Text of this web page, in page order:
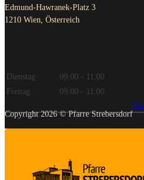
Edmund-Hawranek-Platz 3
1210 Wien, Österreich
Dienstag
09:00 - 11:00
Freitag
09:00 - 11:00
Copyright 2026 © Pfarre Strebersdorf